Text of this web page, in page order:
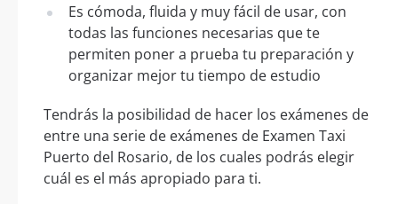
Es cómoda, fluida y muy fácil de usar, con
todas las funciones necesarias que te
permiten poner a prueba tu preparación y
organizar mejor tu tiempo de estudio
Tendrás la posibilidad de hacer los exámenes de
entre una serie de exámenes de Examen Taxi
Puerto del Rosario, de los cuales podrás elegir
cuál es el más apropiado para ti.